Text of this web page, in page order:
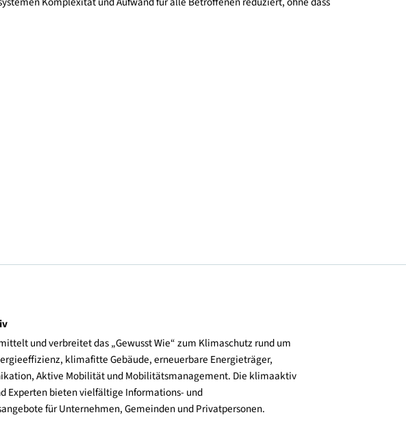
Bereich des nachhaltigen Bauens. Wer nachhaltig für die Zukunft bauen will,
etablierten klimaaktiv Basiskriterien bei der Beurteilung der tatsächlichen
Komplexität und Aufwand für alle Betroffenen reduziert, ohne